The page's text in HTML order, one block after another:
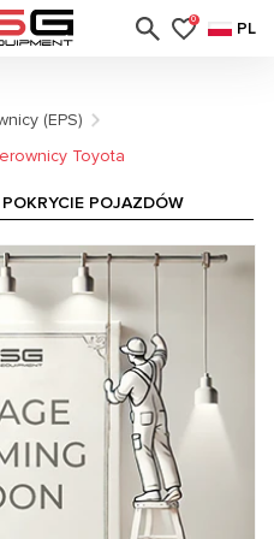
0 PL
(EPS)
Toyota
POKRYCIE POJAZDÓW